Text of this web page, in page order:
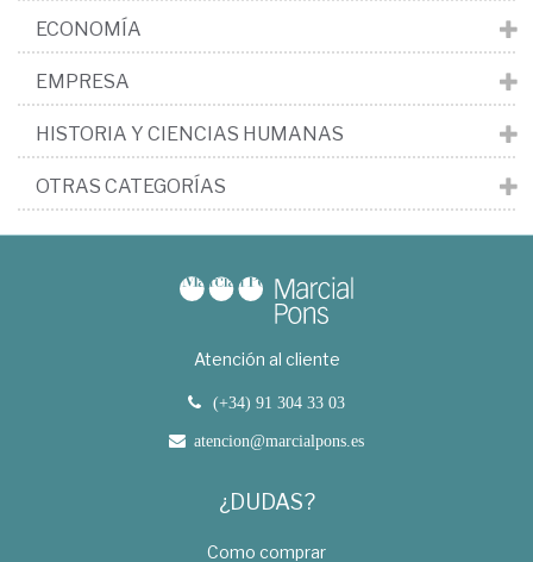
ECONOMÍA
EMPRESA
HISTORIA Y CIENCIAS HUMANAS
OTRAS CATEGORÍAS
Atención al cliente
(+34) 91 304 33 03
atencion@marcialpons.es
¿DUDAS?
Como comprar